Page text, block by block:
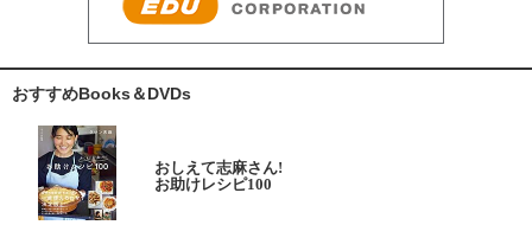
おすすめBooks＆DVDs
おしえて志麻さん!
お助けレシピ100